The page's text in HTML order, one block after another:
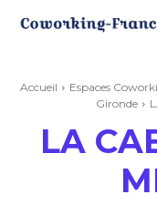
Accueil Espaces
Gironde
LA